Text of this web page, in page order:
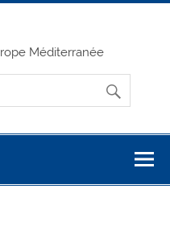
Méditerranée